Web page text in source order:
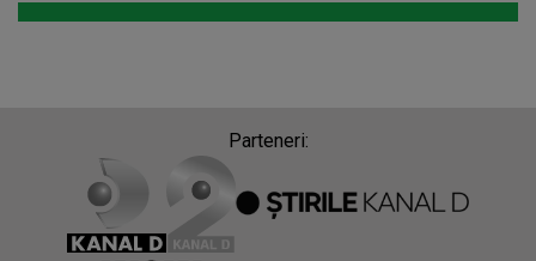
Parteneri: